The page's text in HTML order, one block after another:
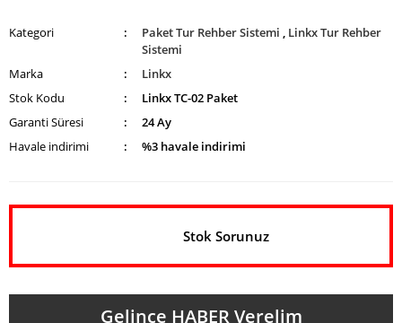
Kategori Paket Tur Rehber Sistemi , Linkx Tur Rehber
Sistemi
Marka
Linkx
Stok Kodu
Linkx TC-02 Paket
Garanti Süresi
24 Ay
Havale indirimi
%3 havale indirimi
Stok Sorunuz
Gelince HABER Verelim